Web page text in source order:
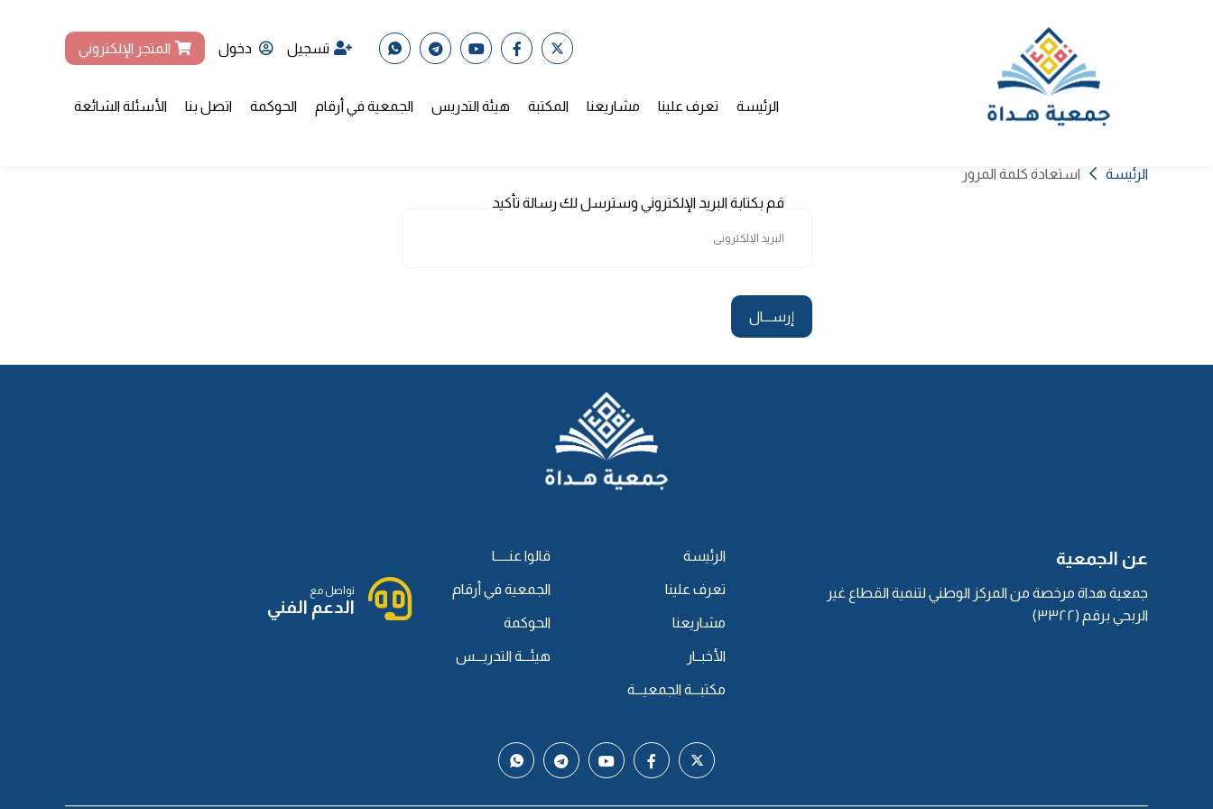
تسجيل دخول المتجر الإلكتروني
الرئيسة تعرف علينا مشاريعنا المكتبة هيئة التدريس الجمعية في أرقام الحوكمة اتصل بنا الأسئلة الشائعة
الرئيسة
استعادة كلمة المرور
قم بكتابة البريد الإلكتروني وسترسل لك رسالة تأكيد
عن الجمعية
جمعية هداة مرخصة من المركز الوطني لتنمية القطاع غير
الربحي برقم (٣٣٢٢)
الرئيسة
تعرف علينا
مشاريعنا
الأخبــار
مكتبـــة الجمعيـــة
قالوا عنـــــا
الجمعية في أرقام
الحوكمة
هيئـــة التدريـــس
تواصل مع
الدعم الفني